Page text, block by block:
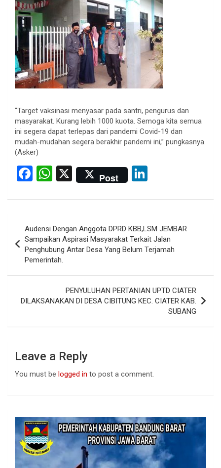
“Target vaksinasi menyasar pada santri, pengurus dan
masyarakat. Kurang lebih 1000 kuota. Semoga kita semua
ini segera dapat terlepas dari pandemi Covid-19 dan
mudah-mudahan segera berakhir pandemi ini,” pungkasnya.
(Asker)
F
ce
b
o
o
k
W
at
s
A
p
p
X Post
ke
dI
n
navigation
Audensi Dengan Anggota DPRD KBB,LSM JEMBAR
Sampaikan Aspirasi Masyarakat Terkait Jalan
Penghubung Antar Desa Yang Belum Terjamah
Pemerintah.
PENYULUHAN PERTANIAN UPTD CIATER
DILAKSANAKAN DI DESA CIBITUNG KEC. CIATER KAB.
SUBANG
Leave a Reply
You must be logged in to post a comment.